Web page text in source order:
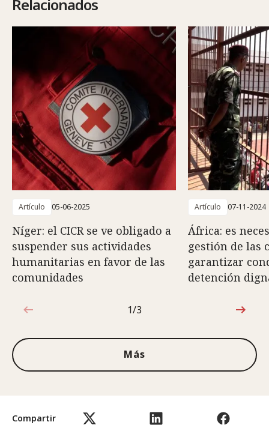
Compartir
Relacionados
Artículo 05-06-2025
Níger: el CICR se ve obligado a
suspender sus actividades
humanitarias en favor de las
comunidades
Artículo 07-11-2024
África: es
gestión de las
garantizar
detención
1de3
1/3
Más